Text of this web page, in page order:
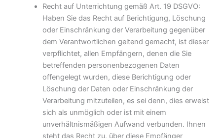
Recht auf Unterrichtung gemäß Art. 19 DSGVO:
Haben Sie das Recht auf Berichtigung, Löschung
oder Einschränkung der Verarbeitung gegenüber
dem Verantwortlichen geltend gemacht, ist dieser
verpflichtet, allen Empfängern, denen die Sie
betreffenden personenbezogenen Daten
offengelegt wurden, diese Berichtigung oder
Löschung der Daten oder Einschränkung der
Verarbeitung mitzuteilen, es sei denn, dies erweist
sich als unmöglich oder ist mit einem
unverhältnismäßigen Aufwand verbunden. Ihnen
steht das Recht zu, über diese Empfänger